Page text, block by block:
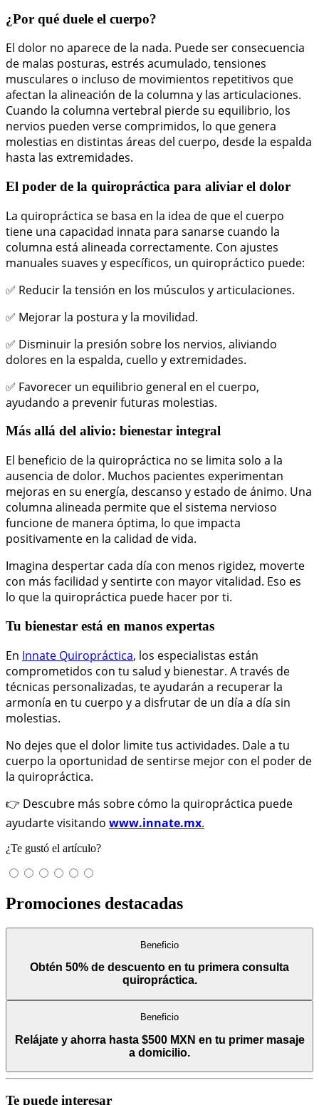
¿Por qué duele el cuerpo?
El dolor no aparece de la nada. Puede ser consecuencia
de malas posturas, estrés acumulado, tensiones
musculares o incluso de movimientos repetitivos que
afectan la alineación de la columna y las articulaciones.
Cuando la columna vertebral pierde su equilibrio, los
nervios pueden verse comprimidos, lo que genera
molestias en distintas áreas del cuerpo, desde la espalda
hasta las extremidades.
El poder de la quiropráctica para aliviar el dolor
La quiropráctica se basa en la idea de que el cuerpo
tiene una capacidad innata para sanarse cuando la
columna está alineada correctamente. Con ajustes
manuales suaves y específicos, un quiropráctico puede:
✅ Reducir la tensión en los músculos y articulaciones.
✅ Mejorar la postura y la movilidad.
✅ Disminuir la presión sobre los nervios, aliviando
dolores en la espalda, cuello y extremidades.
✅ Favorecer un equilibrio general en el cuerpo,
ayudando a prevenir futuras molestias.
Más allá del alivio: bienestar integral
El beneficio de la quiropráctica no se limita solo a la
ausencia de dolor. Muchos pacientes experimentan
mejoras en su energía, descanso y estado de ánimo. Una
columna alineada permite que el sistema nervioso
funcione de manera óptima, lo que impacta
positivamente en la calidad de vida.
Imagina despertar cada día con menos rigidez, moverte
con más facilidad y sentirte con mayor vitalidad. Eso es
lo que la quiropráctica puede hacer por ti.
Tu bienestar está en manos expertas
En Innate Quiropráctica, los especialistas están
comprometidos con tu salud y bienestar. A través de
técnicas personalizadas, te ayudarán a recuperar la
armonía en tu cuerpo y a disfrutar de un día a día sin
molestias.
No dejes que el dolor limite tus actividades. Dale a tu
cuerpo la oportunidad de sentirse mejor con el poder de
la quiropráctica.
👉 Descubre más sobre cómo la quiropráctica puede
ayudarte visitando www.innate.mx.
¿Te gustó el artículo?
Promociones destacadas
Beneficio
Obtén 50% de descuento en tu primera consulta
quiropráctica.
Beneficio
Relájate y ahorra hasta $500 MXN en tu primer masaje
a domicilio.
Te puede interesar